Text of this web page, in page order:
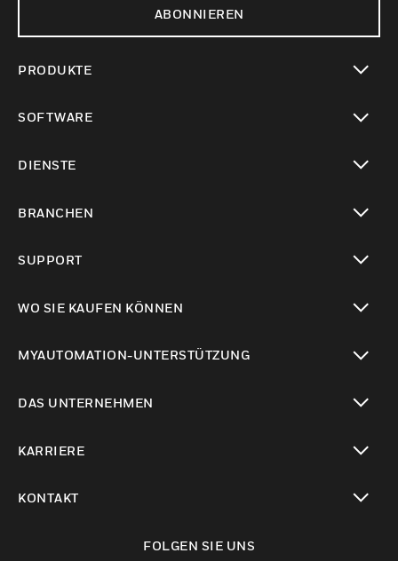
ABONNIEREN
PRODUKTE
SOFTWARE
DIENSTE
BRANCHEN
SUPPORT
WO SIE KAUFEN KÖNNEN
MYAUTOMATION-UNTERSTÜTZUNG
DAS UNTERNEHMEN
KARRIERE
KONTAKT
FOLGEN SIE UNS